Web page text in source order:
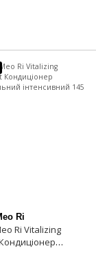
Ri
Ri Vitalizing